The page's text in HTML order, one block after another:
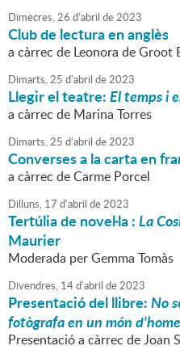
Dimecres,26 d'abril de2023
Club de lectura en anglès
a càrrec de Leonora de Groot
Dimarts,25 d'abril de2023
Llegir el teatre:El temps i
a càrrec de Marina Torres
Dimarts,25 d'abril de2023
Converses a la carta en
a càrrec de Carme Porcel
Dilluns, 17 d'abril de2023
Tertúlia de novel·la :La
Maurier
Moderada per Gemma Tomàs
Divendres, 14d'abril de2023
Presentació del llibre:No
fotògrafa en un món
Presentació a càrrec de Joan